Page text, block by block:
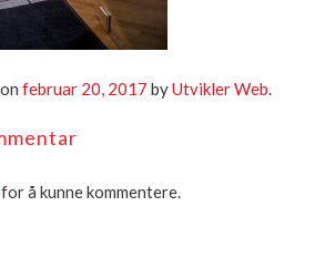
februar 20, 2017 byUtvikler Web.
for å kunne kommentere.